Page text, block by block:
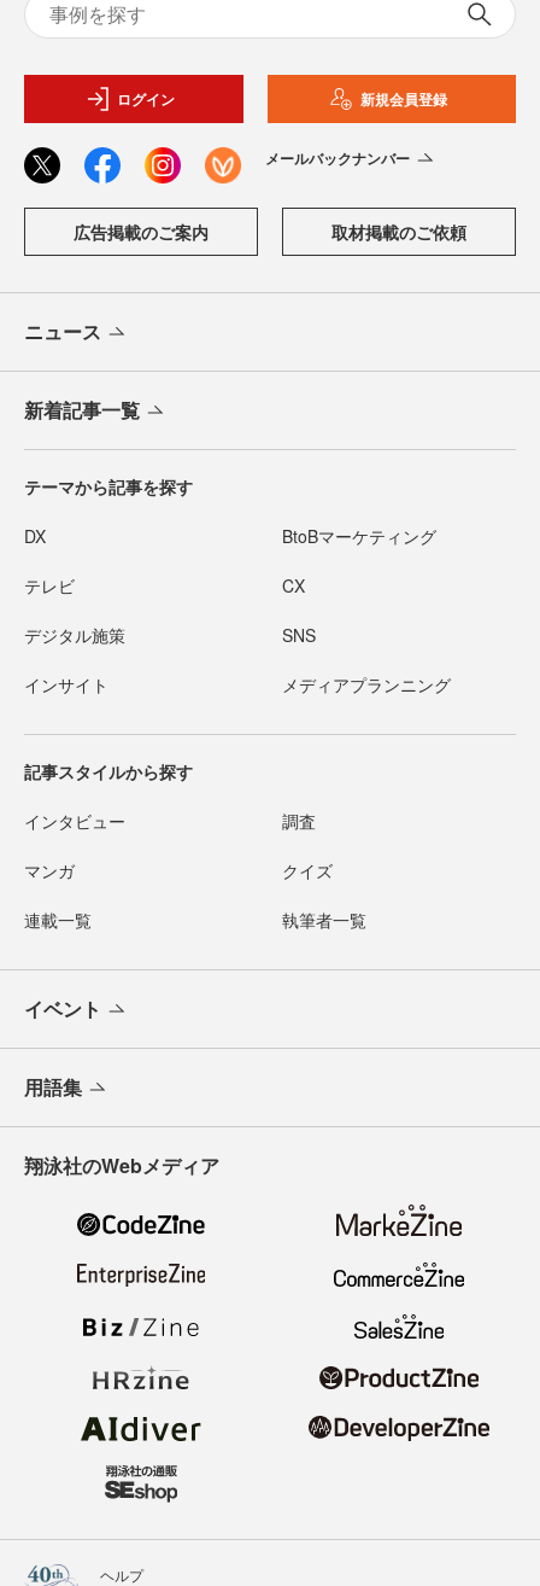
ログイン 新規会員登録
メールバックナンバー
広告掲載のご案内 取材掲載のご依頼
ニュース
新着記事一覧
テーマから記事を探す
DX BtoBマーケティング
テレビ CX
デジタル施策 SNS
インサイト メディアプランニング
記事スタイルから探す
インタビュー 調査
マンガ クイズ
連載一覧 執筆者一覧
イベント
用語集
翔泳社のWebメディア
ヘルプ